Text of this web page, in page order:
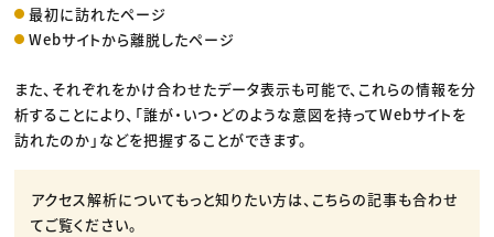
最初に訪れたページ
Webサイトから離脱したページ
また、それぞれをかけ合わせたデータ表示も可能で、これらの情報を分
析することにより、「誰が・いつ・どのような意図を持ってWebサイトを
訪れたのか」などを把握することができます。
アクセス解析についてもっと知りたい方は、こちらの記事も合わせ
てご覧ください。